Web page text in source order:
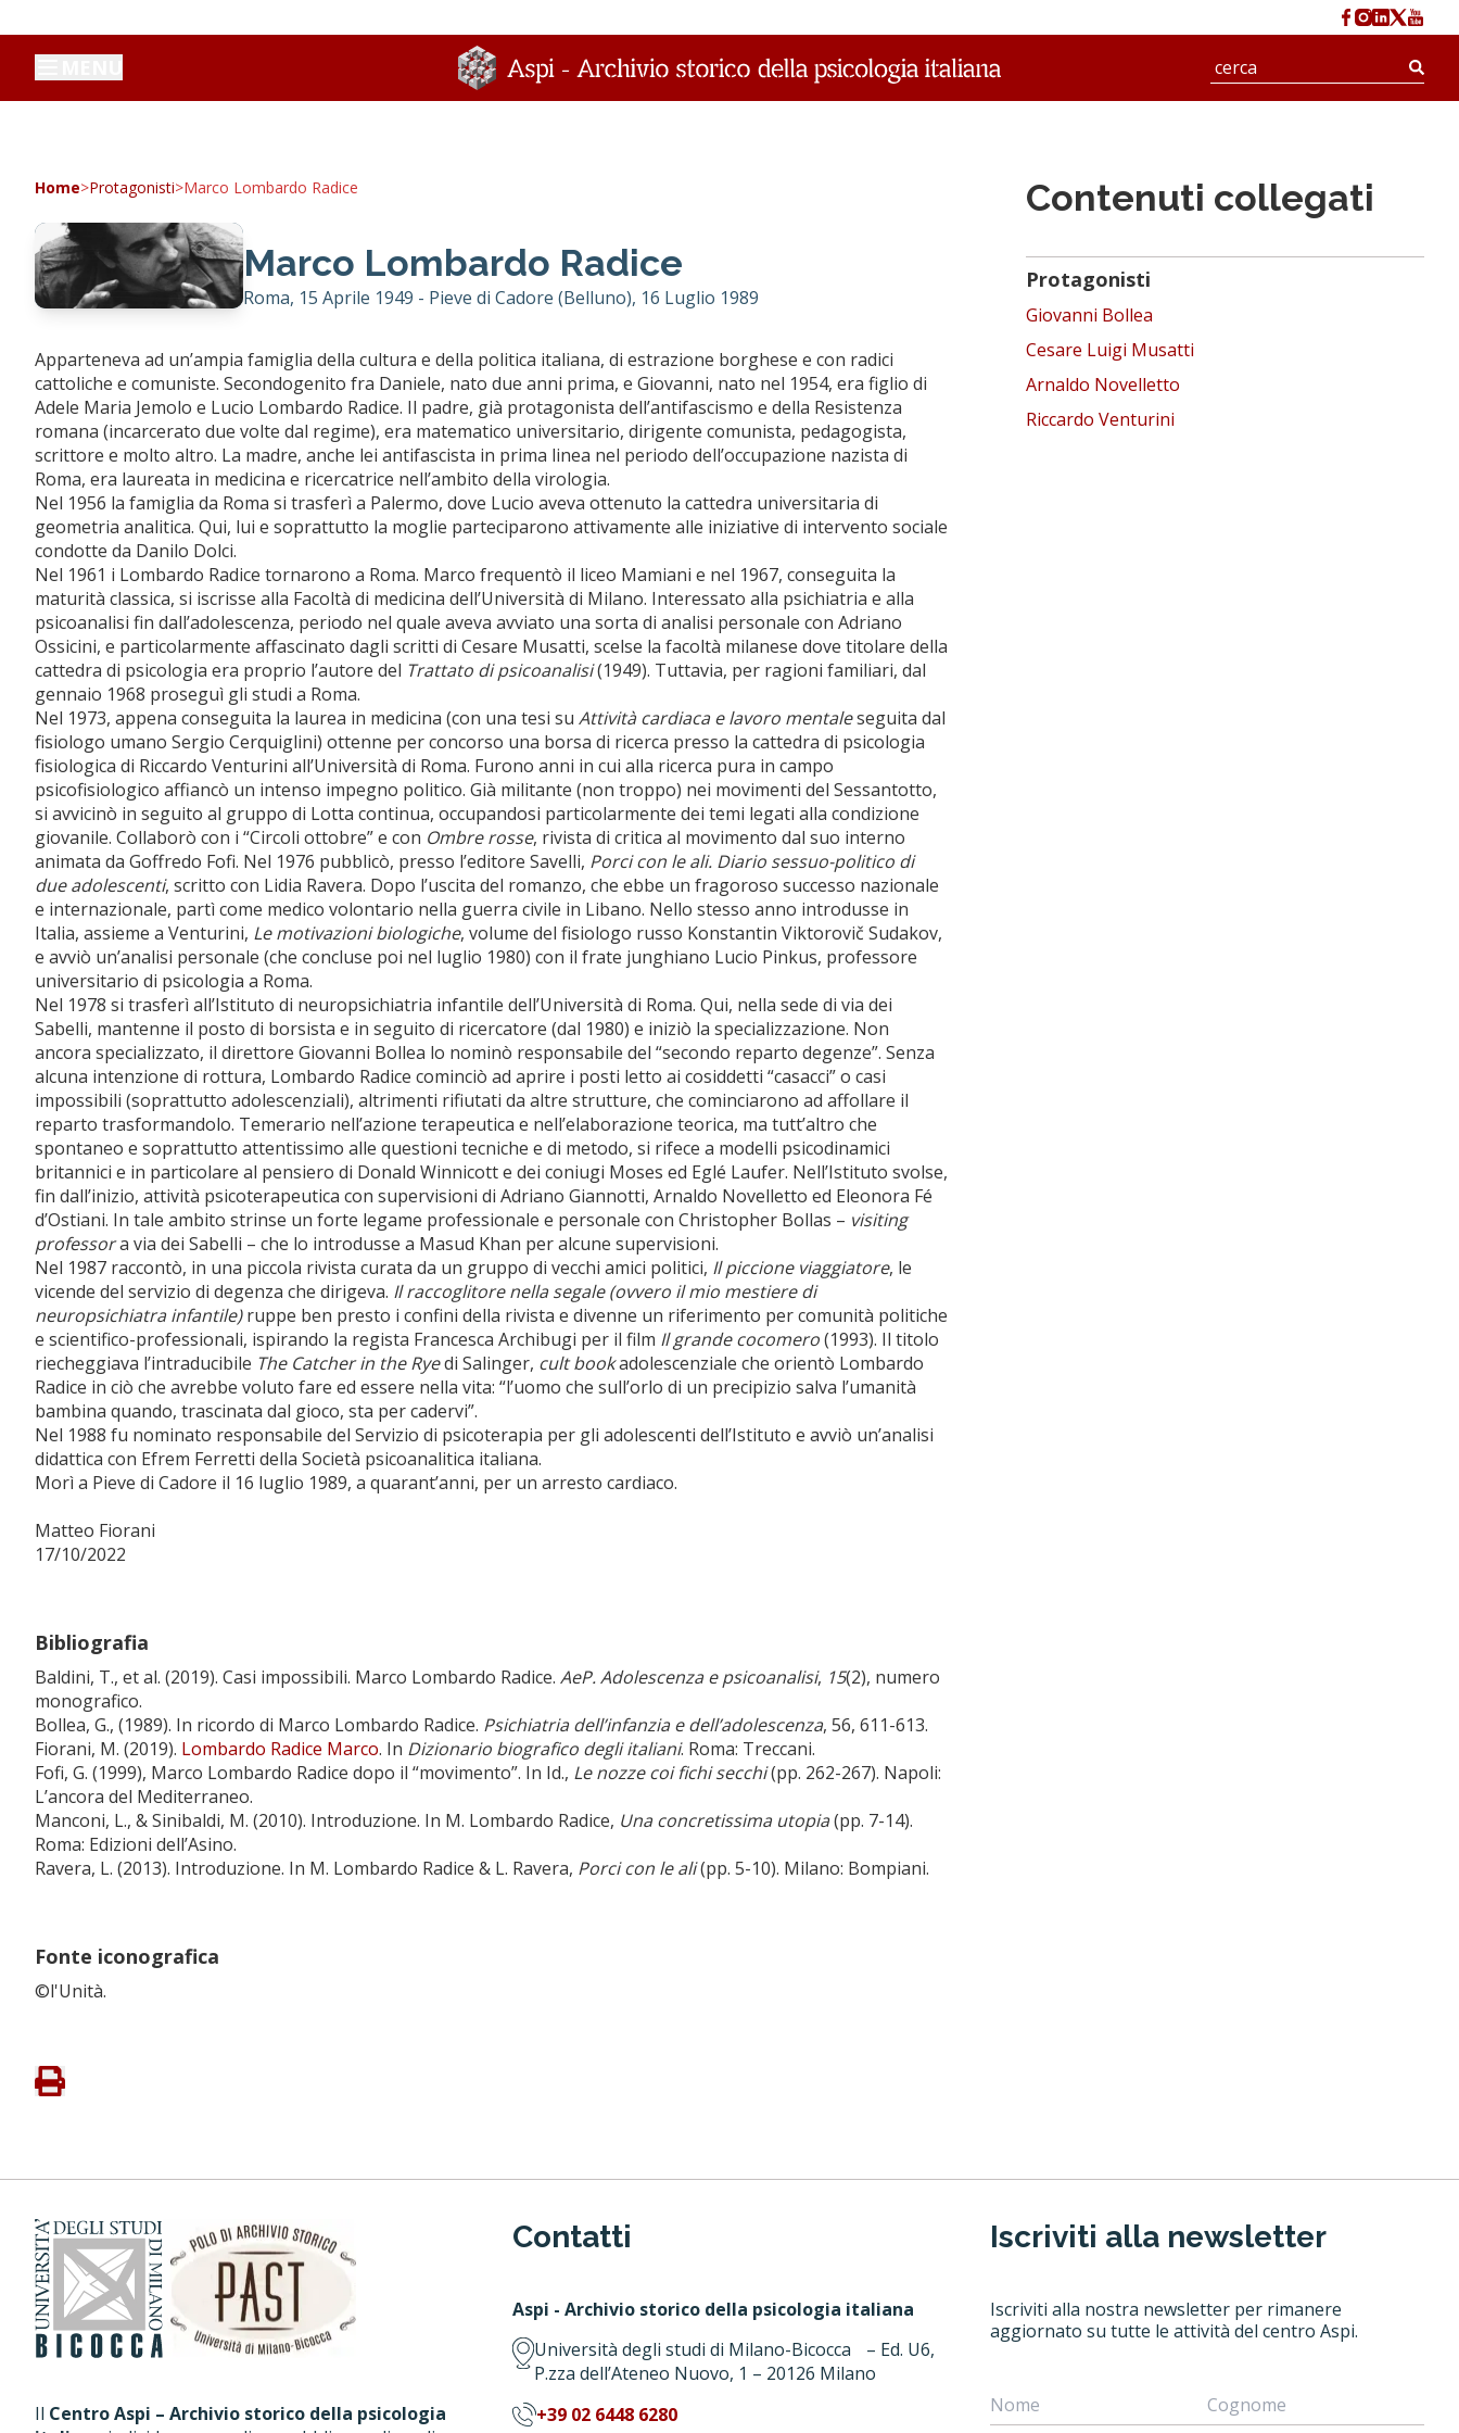
Home>Protagonisti>Marco Lombardo Radice
Marco Lombardo Radice
Roma, 15 Aprile 1949 - Pieve di Cadore (Belluno), 16 Luglio 1989
Apparteneva ad un’ampia famiglia della cultura e della politica italiana, di estrazione borghese e con radici
cattoliche e comuniste. Secondogenito fra Daniele, nato due anni prima, e Giovanni, nato nel 1954, era figlio di
Adele Maria Jemolo e Lucio Lombardo Radice. Il padre, già protagonista dell’antifascismo e della Resistenza
romana (incarcerato due volte dal regime), era matematico universitario, dirigente comunista, pedagogista,
scrittore e molto altro. La madre, anche lei antifascista in prima linea nel periodo dell’occupazione nazista di
Roma, era laureata in medicina e ricercatrice nell’ambito della virologia.
Nel 1956 la famiglia da Roma si trasferì a Palermo, dove Lucio aveva ottenuto la cattedra universitaria di
geometria analitica. Qui, lui e soprattutto la moglie parteciparono attivamente alle iniziative di intervento sociale
condotte da Danilo Dolci.
Nel 1961 i Lombardo Radice tornarono a Roma. Marco frequentò il liceo Mamiani e nel 1967, conseguita la
maturità classica, si iscrisse alla Facoltà di medicina dell’Università di Milano. Interessato alla psichiatria e alla
psicoanalisi fin dall’adolescenza, periodo nel quale aveva avviato una sorta di analisi personale con Adriano
Ossicini, e particolarmente affascinato dagli scritti di Cesare Musatti, scelse la facoltà milanese dove titolare della
cattedra di psicologia era proprio l’autore del Trattato di psicoanalisi(1949). Tuttavia, per ragioni familiari, dal
gennaio 1968 proseguì gli studi a Roma.
Nel 1973, appena conseguita la laurea in medicina (con una tesi su Attività cardiaca e lavoro mentaleseguita dal
fisiologo umano Sergio Cerquiglini) ottenne per concorso una borsa di ricerca presso la cattedra di psicologia
fisiologica di Riccardo Venturini all’Università di Roma. Furono anni in cui alla ricerca pura in campo
psicofisiologico affiancò un intenso impegno politico. Già militante (non troppo) nei movimenti del Sessantotto,
si avvicinò in seguito al gruppo di Lotta continua, occupandosi particolarmente dei temi legati alla condizione
giovanile. Collaborò con i “Circoli ottobre” e con Ombre rosse, rivista di critica al movimento dal suo interno
animata da Goffredo Fofi. Nel 1976 pubblicò, presso l’editore Savelli, Porci con le ali. Diario sessuo-politico di
due adolescenti, scritto con Lidia Ravera. Dopo l’uscita del romanzo, che ebbe un fragoroso successo nazionale
e internazionale, partì come medico volontario nella guerra civile in Libano. Nello stesso anno introdusse in
Italia, assieme a Venturini, Le motivazioni biologiche, volume del fisiologo russo Konstantin Viktorovič Sudakov,
e avviò un’analisi personale (che concluse poi nel luglio 1980) con il frate junghiano Lucio Pinkus, professore
universitario di psicologia a Roma.
Nel 1978 si trasferì all’Istituto di neuropsichiatria infantile dell’Università di Roma. Qui, nella sede di via dei
Sabelli, mantenne il posto di borsista e in seguito di ricercatore (dal 1980) e iniziò la specializzazione. Non
ancora specializzato, il direttore Giovanni Bollea lo nominò responsabile del “secondo reparto degenze”. Senza
alcuna intenzione di rottura, Lombardo Radice cominciò ad aprire i posti letto ai cosiddetti “casacci” o casi
impossibili (soprattutto adolescenziali), altrimenti rifiutati da altre strutture, che cominciarono ad affollare il
reparto trasformandolo. Temerario nell’azione terapeutica e nell’elaborazione teorica, ma tutt’altro che
spontaneo e soprattutto attentissimo alle questioni tecniche e di metodo, si rifece a modelli psicodinamici
britannici e in particolare al pensiero di Donald Winnicott e dei coniugi Moses ed Eglé Laufer. Nell’Istituto svolse,
fin dall’inizio, attività psicoterapeutica con supervisioni di Adriano Giannotti, Arnaldo Novelletto ed Eleonora Fé
d’Ostiani. In tale ambito strinse un forte legame professionale e personale con Christopher Bollas – visiting
professora via dei Sabelli – che lo introdusse a Masud Khan per alcune supervisioni.
Nel 1987 raccontò, in una piccola rivista curata da un gruppo di vecchi amici politici, Il piccione viaggiatore, le
vicende del servizio di degenza che dirigeva. Il raccoglitore nella segale (ovvero il mio mestiere di
neuropsichiatra infantile)ruppe ben presto i confini della rivista e divenne un riferimento per comunità politiche
e scientifico-professionali, ispirando la regista Francesca Archibugi per il film Il grande cocomero(1993). Il titolo
riecheggiava l’intraducibile The Catcher in the Ryedi Salinger, cult bookadolescenziale che orientò Lombardo
Radice in ciò che avrebbe voluto fare ed essere nella vita: “l’uomo che sull’orlo di un precipizio salva l’umanità
bambina quando, trascinata dal gioco, sta per cadervi”.
Nel 1988 fu nominato responsabile del Servizio di psicoterapia per gli adolescenti dell’Istituto e avviò un’analisi
didattica con Efrem Ferretti della Società psicoanalitica italiana.
Morì a Pieve di Cadore il 16 luglio 1989, a quarant’anni, per un arresto cardiaco.
Matteo Fiorani
17/10/2022
Bibliografia
Baldini, T., et al. (2019). Casi impossibili. Marco Lombardo Radice. AeP. Adolescenza e psicoanalisi, 15(2), numero
monografico.
Bollea, G., (1989). In ricordo di Marco Lombardo Radice. Psichiatria dell’infanzia e dell’adolescenza, 56, 611-613.
Fiorani, M. (2019). Lombardo Radice Marco. In Dizionario biografico degli italiani. Roma: Treccani.
Fofi, G. (1999), Marco Lombardo Radice dopo il “movimento”. In Id., Le nozze coi fichi secchi(pp. 262-267). Napoli:
L’ancora del Mediterraneo.
Manconi, L., & Sinibaldi, M. (2010). Introduzione. In M. Lombardo Radice, Una concretissima utopia(pp. 7-14).
Roma: Edizioni dell’Asino.
Ravera, L. (2013). Introduzione. In M. Lombardo Radice & L. Ravera, Porci con le ali(pp. 5-10). Milano: Bompiani.
Fonte iconografica
©l'Unità.
Contenuti collegati
Protagonisti
Giovanni Bollea
Cesare Luigi Musatti
Arnaldo Novelletto
Riccardo Venturini
Il Centro Aspi – Archivio storico della psicologia
Contatti
Aspi - Archivio storico della psicologia italiana
Università degli studi di Milano-Bicocca – Ed. U6,
P.zza dell’Ateneo Nuovo, 1 – 20126 Milano
+39 02 6448 6280
Iscriviti alla newsletter
Iscriviti alla nostra newsletter per rimanere
aggiornato su tutte le attività del centro Aspi.